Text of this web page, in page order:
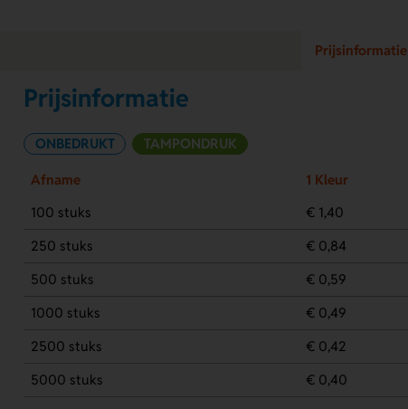
Prijsinformatie
Prijsinformatie
ONBEDRUKT TAMPONDRUK
Afname 1 Kleur
100 stuks
€ 1,40
250 stuks
€ 0,84
500 stuks
€ 0,59
1000 stuks
€ 0,49
2500 stuks
€ 0,42
5000 stuks
€ 0,40